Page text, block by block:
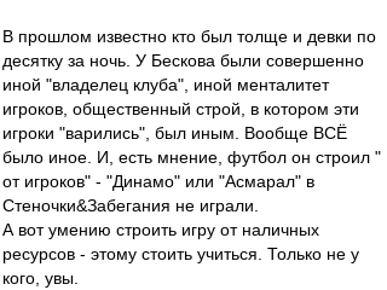
В прошлом известно кто был толще и девки по
десятку за ночь. У Бескова были совершенно
иной "владелец клуба", иной менталитет
игроков, общественный строй, в котором эти
игроки "варились", был иным. Вообще ВСЁ
было иное. И, есть мнение, футбол он строил "
от игроков" - "Динамо" или "Асмарал" в
Стеночки&Забегания не играли.
А вот умению строить игру от наличных
ресурсов - этому стоить учиться. Только не у
кого, увы.